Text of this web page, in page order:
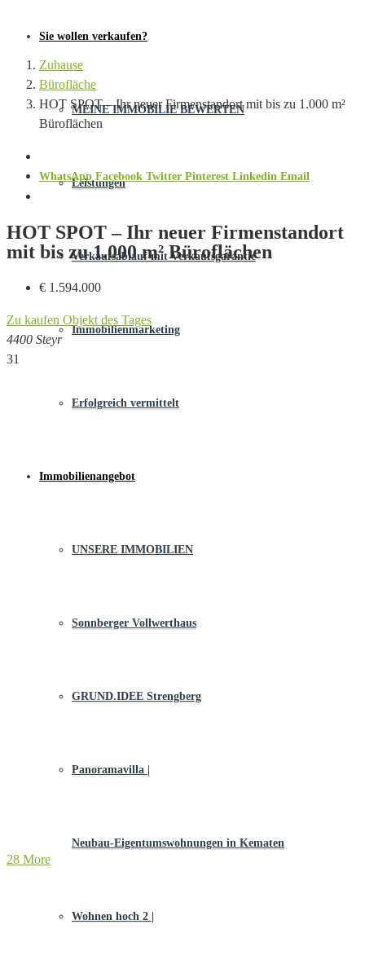
Sie wollen verkaufen?
MEINE IMMOBILIE BEWERTEN
Leistungen
Verkaufsablauf mit Verkaufsgarantie
Immobilienmarketing
Erfolgreich vermittelt
Immobilienangebot
UNSERE IMMOBILIEN
Sonnberger Vollwerthaus
GRUND.IDEE Strengberg
Panoramavilla |
Neubau-Eigentums­­wohnungen in Kematen
Wohnen hoch 2 |
Zuhause
Bürofläche
HOT SPOT – Ihr neuer Firmenstandort mit bis zu 1.000 m²
Büroflächen
WhatsApp Facebook Twitter Pinterest Linkedin Email
HOT SPOT – Ihr neuer Firmenstandort
mit bis zu 1.000 m² Büroflächen
€ 1.594.000
Zu kaufen Objekt des Tages
4400 Steyr
31
28 More